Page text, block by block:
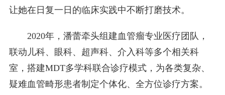
让她在日复一日的临床实践中不断打磨技术。
2020年，潘蕾牵头组建血管瘤专业医疗团队，
联动儿科、眼科、超声科、介入科等多个相关科
室，搭建MDT多学科联合诊疗模式，为各类复杂、
疑难血管畸形患者制定个体化、全方位诊疗方案。